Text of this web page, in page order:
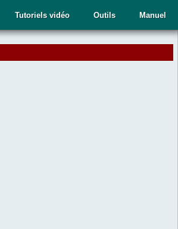
Manuel
Outils
Tutoriels vidéo